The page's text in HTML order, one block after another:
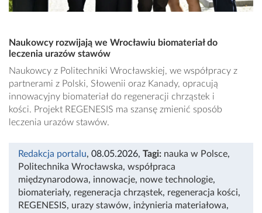
Naukowcy rozwijają we Wrocławiu biomateriał do
leczenia urazów stawów
Naukowcy z Politechniki Wrocławskiej, we współpracy z
partnerami z Polski, Słowenii oraz Kanady, opracują
innowacyjny biomateriał do regeneracji chrząstek i
kości. Projekt REGENESIS ma szansę zmienić sposób
leczenia urazów stawów.
Redakcja portalu, 08.05.2026, Tagi: nauka w Polsce,
Politechnika Wrocławska, współpraca
międzynarodowa, innowacje, nowe technologie,
biomateriały, regeneracja chrząstek, regeneracja kości,
REGENESIS, urazy stawów, inżynieria materiałowa,